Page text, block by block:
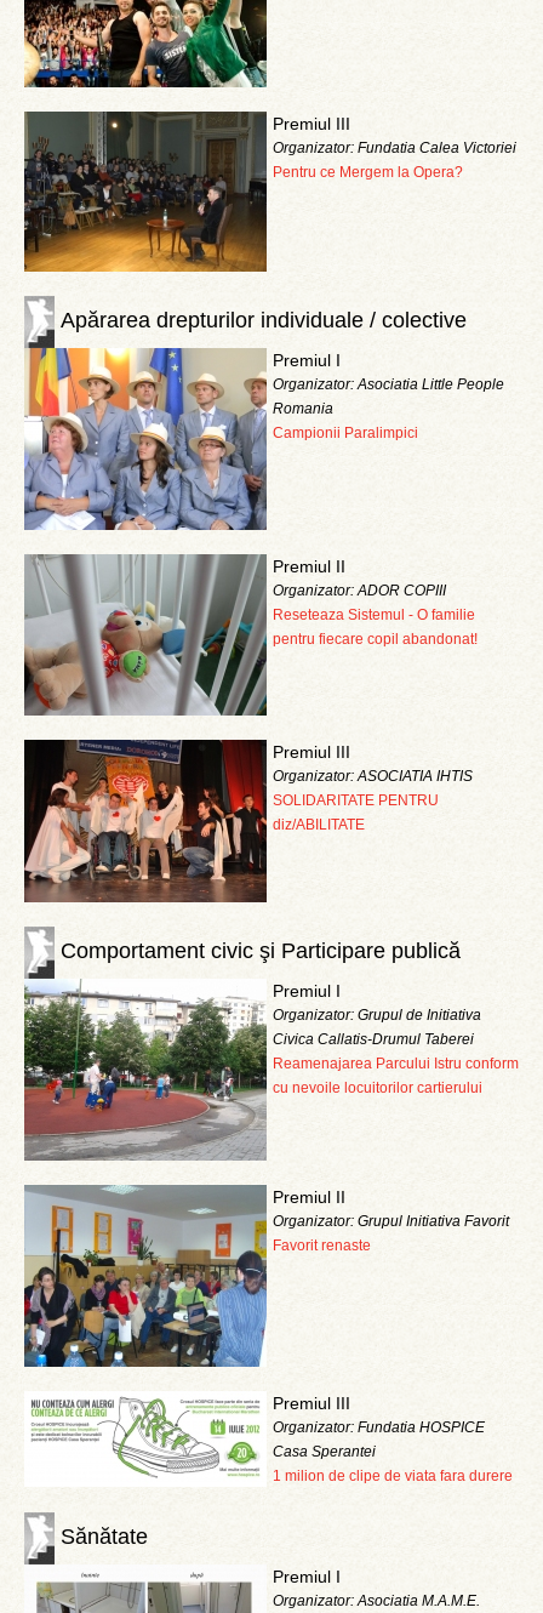
Premiul III
Organizator: Fundatia Calea Victoriei
Pentru ce Mergem la Opera?
Apărarea drepturilor individuale / colective
Premiul I
Organizator: Asociatia Little People
Romania
Campionii Paralimpici
Premiul II
Organizator: ADOR COPIII
Reseteaza Sistemul - O familie
pentru fiecare copil abandonat!
Premiul III
Organizator: ASOCIATIA IHTIS
SOLIDARITATE PENTRU
diz/ABILITATE
Comportament civic şi Participare publică
Premiul I
Organizator: Grupul de Initiativa
Civica Callatis-Drumul Taberei
Reamenajarea Parcului Istru conform
cu nevoile locuitorilor cartierului
Premiul II
Organizator: Grupul Initiativa Favorit
Favorit renaste
Premiul III
Organizator: Fundatia HOSPICE
Casa Sperantei
1 milion de clipe de viata fara durere
Sănătate
Premiul I
Organizator: Asociatia M.A.M.E.